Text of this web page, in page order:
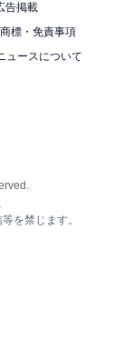
告掲載
標・免責事項
ュースについて
を禁じます。